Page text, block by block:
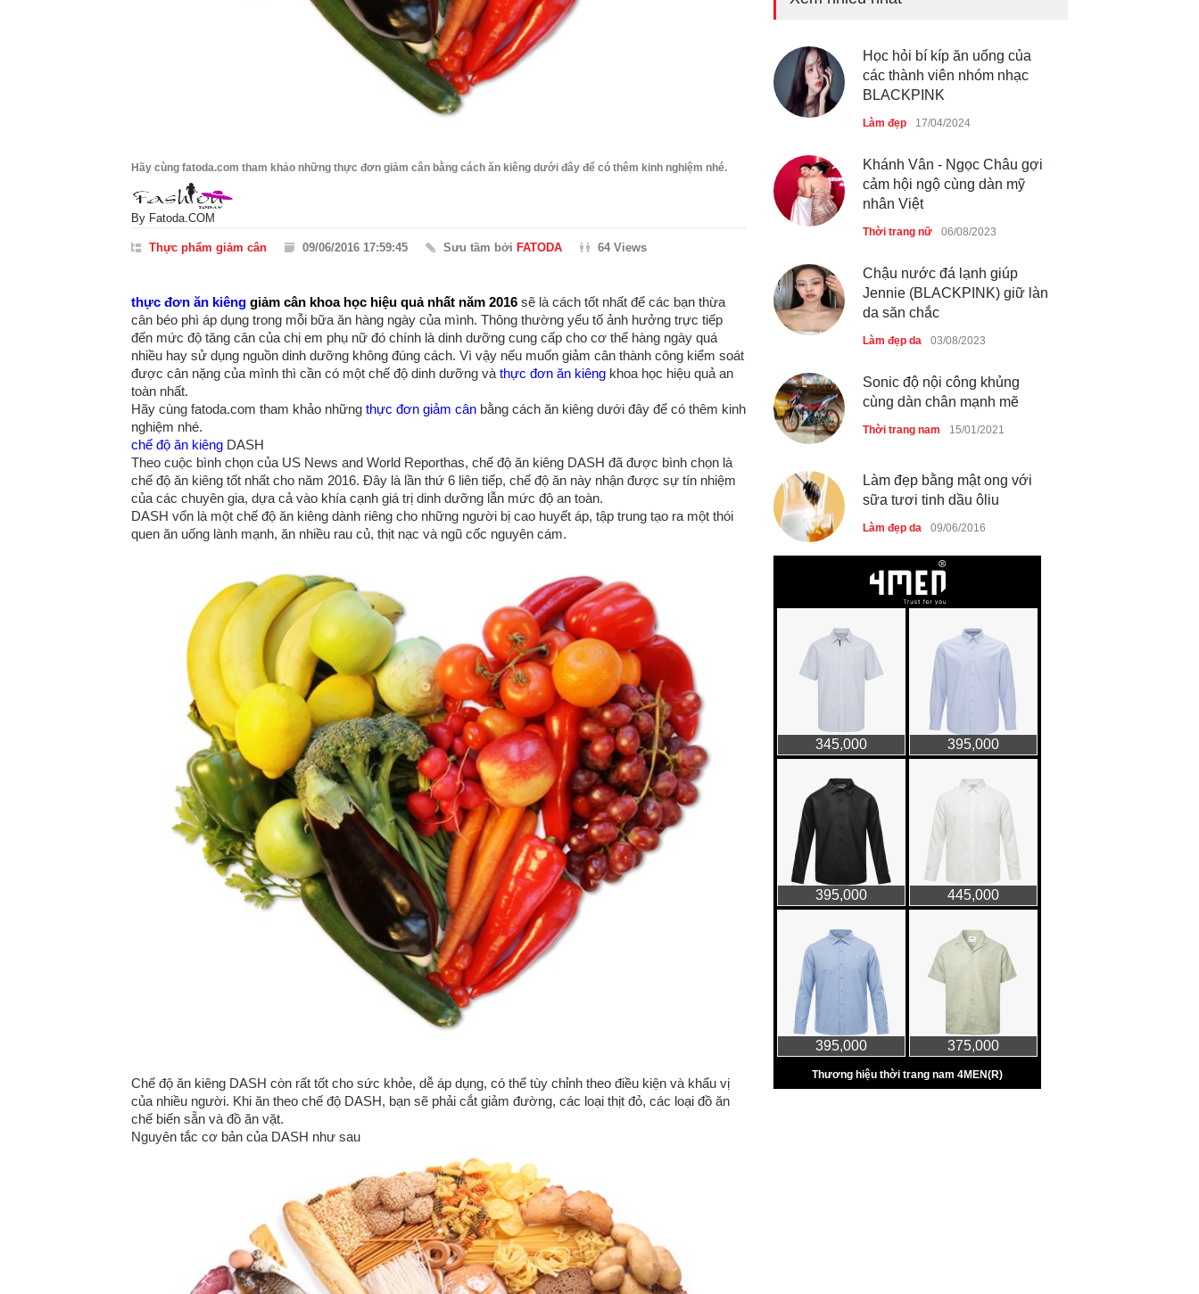
Hãy cùng fatoda.com tham khảo những thực đơn giảm cân bằng cách ăn kiêng dưới đây để có thêm kinh nghiệm nhé.
By Fatoda.COM
Thực phẩm giảm cân 09/06/2016 17:59:45 Sưu tầm bởi FATODA 64 Views
thực đơn ăn kiêng giảm cân khoa học hiệu quả nhất năm 2016 sẽ là cách tốt nhất để các bạn thừa
cân béo phì áp dụng trong mỗi bữa ăn hàng ngày của mình. Thông thường yếu tố ảnh hưởng trực tiếp
đến mức độ tăng cân của chị em phụ nữ đó chính là dinh dưỡng cung cấp cho cơ thể hàng ngày quá
nhiều hay sử dụng nguồn dinh dưỡng không đúng cách. Vì vậy nếu muốn giảm cân thành công kiểm soát
được cân nặng của mình thì cần có một chế độ dinh dưỡng và thực đơn ăn kiêng khoa học hiệu quả an
toàn nhất.
Hãy cùng fatoda.com tham khảo những thực đơn giảm cân bằng cách ăn kiêng dưới đây để có thêm kinh
nghiệm nhé.
chế độ ăn kiêng DASH
Theo cuộc bình chọn của US News and World Reporthas, chế độ ăn kiêng DASH đã được bình chọn là
chế độ ăn kiêng tốt nhất cho năm 2016. Đây là lần thứ 6 liên tiếp, chế độ ăn này nhận được sự tín nhiệm
của các chuyên gia, dựa cả vào khía cạnh giá trị dinh dưỡng lẫn mức độ an toàn.
DASH vốn là một chế độ ăn kiêng dành riêng cho những người bị cao huyết áp, tập trung tạo ra một thói
quen ăn uống lành mạnh, ăn nhiều rau củ, thịt nạc và ngũ cốc nguyên cám.
Chế độ ăn kiêng DASH còn rất tốt cho sức khỏe, dễ áp dụng, có thể tùy chỉnh theo điều kiện và khẩu vị
của nhiều người. Khi ăn theo chế độ DASH, bạn sẽ phải cắt giảm đường, các loại thịt đỏ, các loại đồ ăn
chế biến sẵn và đồ ăn vặt.
Nguyên tắc cơ bản của DASH như sau
Thời trang nữ 21/10/2025
GAP Hoodie biểu tượng
Thời trang nữ 21/10/2025
Học hỏi bí kíp ăn uống của
các thành viên nhóm nhạc
BLACKPINK
Làm đẹp 17/04/2024
Khánh Vân - Ngọc Châu gợi
cảm hội ngộ cùng dàn mỹ
nhân Việt
Thời trang nữ 06/08/2023
Chậu nước đá lạnh giúp
Jennie (BLACKPINK) giữ làn
da săn chắc
Làm đẹp da 03/08/2023
Sonic độ nội công khủng
cùng dàn chân mạnh mẽ
Thời trang nam 15/01/2021
Làm đẹp bằng mật ong với
sữa tươi tinh dầu ôliu
Làm đẹp da 09/06/2016